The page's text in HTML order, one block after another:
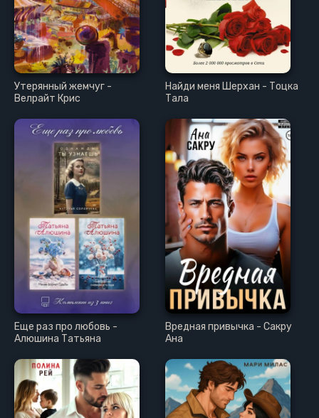
Утерянный жемчуг -
Велрайт Крис
Найди меня Шерхан - Тоцка
Тала
Еще раз про любовь -
Алюшина Татьяна
Вредная привычка - Сакру
Ана